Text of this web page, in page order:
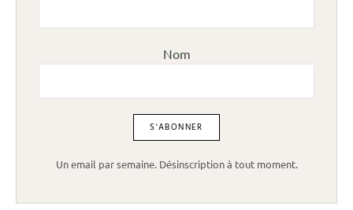
Nom
Un email par semaine. Désinscription à tout moment.